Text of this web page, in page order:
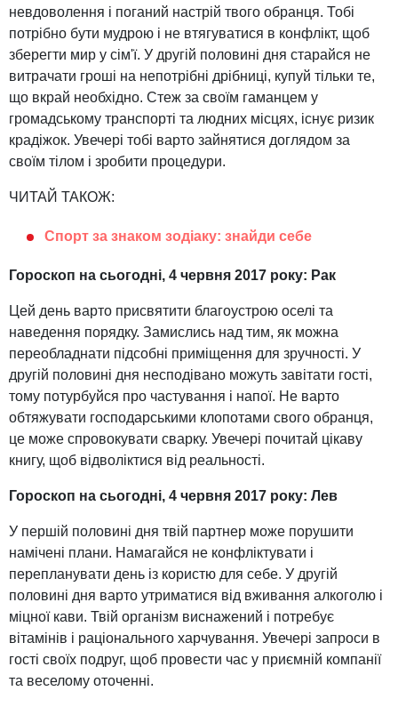
невдоволення і поганий настрій твого обранця. Тобі
потрібно бути мудрою і не втягуватися в конфлікт, щоб
зберегти мир у сім'ї. У другій половині дня старайся не
витрачати гроші на непотрібні дрібниці, купуй тільки те,
що вкрай необхідно. Стеж за своїм гаманцем у
громадському транспорті та людних місцях, існує ризик
крадіжок. Увечері тобі варто зайнятися доглядом за
своїм тілом і зробити процедури.
ЧИТАЙ ТАКОЖ:
Спорт за знаком зодіаку: знайди себе
Гороскоп на сьогодні, 4 червня 2017 року: Рак
Цей день варто присвятити благоустрою оселі та
наведення порядку. Замислись над тим, як можна
переобладнати підсобні приміщення для зручності. У
другій половині дня несподівано можуть завітати гості,
тому потурбуйся про частування і напої. Не варто
обтяжувати господарськими клопотами свого обранця,
це може спровокувати сварку. Увечері почитай цікаву
книгу, щоб відволіктися від реальності.
Гороскоп на сьогодні, 4 червня 2017 року: Лев
У першій половині дня твій партнер може порушити
намічені плани. Намагайся не конфліктувати і
перепланувати день із користю для себе. У другій
половині дня варто утриматися від вживання алкоголю і
міцної кави. Твій організм виснажений і потребує
вітамінів і раціонального харчування. Увечері запроси в
гості своїх подруг, щоб провести час у приємній компанії
та веселому оточенні.